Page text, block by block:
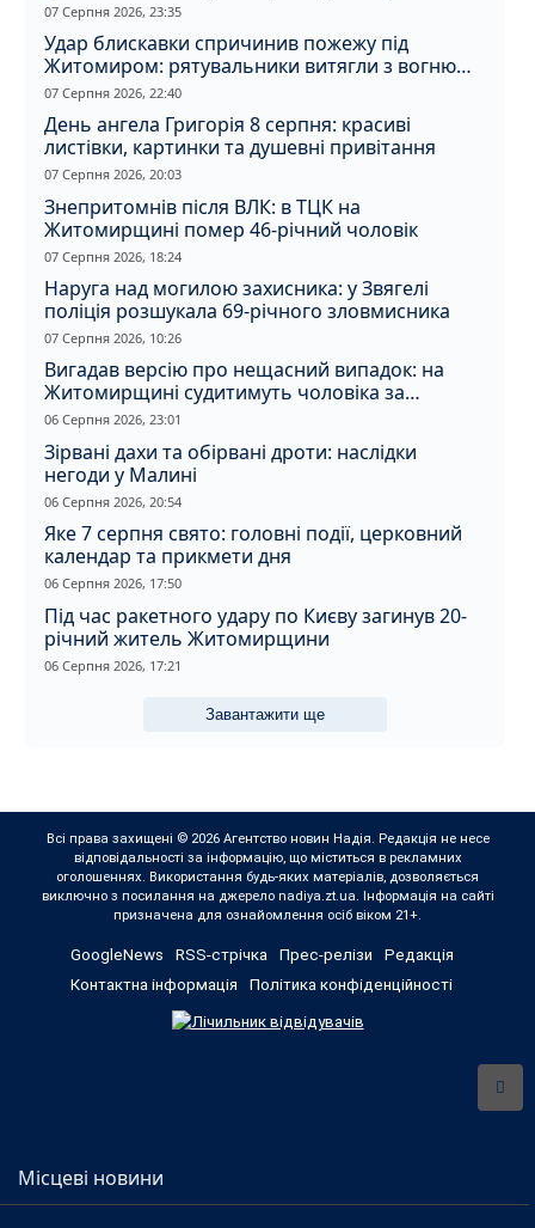
07 Серпня 2026, 23:35
Удар блискавки спричинив пожежу під
Житомиром: рятувальники витягли з вогню
кота
07 Серпня 2026, 22:40
День ангела Григорія 8 серпня: красиві
листівки, картинки та душевні привітання
07 Серпня 2026, 20:03
Знепритомнів після ВЛК: в ТЦК на
Житомирщині помер 46-річний чоловік
07 Серпня 2026, 18:24
Наруга над могилою захисника: у Звягелі
поліція розшукала 69-річного зловмисника
07 Серпня 2026, 10:26
Вигадав версію про нещасний випадок: на
Житомирщині судитимуть чоловіка за
вбивство співмешканки
06 Серпня 2026, 23:01
Зірвані дахи та обірвані дроти: наслідки
негоди у Малині
06 Серпня 2026, 20:54
Яке 7 серпня свято: головні події, церковний
календар та прикмети дня
06 Серпня 2026, 17:50
Під час ракетного удару по Києву загинув 20-
річний житель Житомирщини
06 Серпня 2026, 17:21
Завантажити ще
Всі права захищені © 2026 Агентство новин Надія. Редакція не несе
відповідальності за інформацію, що міститься в рекламних
оголошеннях. Використання будь-яких матеріалів, дозволяється
виключно з посилання на джерело nadiya.zt.ua. Інформація на сайті
призначена для ознайомлення осіб віком 21+.
GoogleNews RSS-стрічка Прес-релізи
Редакція
Контактна інформація
Політика конфіденційності
Місцеві новини